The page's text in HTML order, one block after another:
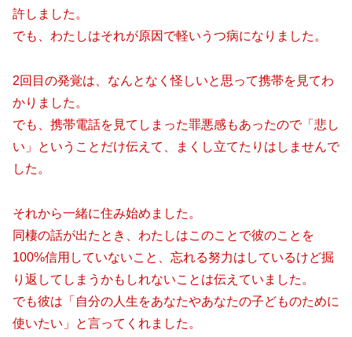
許しました。
でも、わたしはそれが原因で軽いうつ病になりました。
2回目の発覚は、なんとなく怪しいと思って携帯を見てわ
かりました。
でも、携帯電話を見てしまった罪悪感もあったので「悲し
い」ということだけ伝えて、まくし立てたりはしませんで
した。
それから一緒に住み始めました。
同棲の話が出たとき、わたしはこのことで彼のことを
100%信用していないこと、忘れる努力はしているけど掘
り返してしまうかもしれないことは伝えていました。
でも彼は「自分の人生をあなたやあなたの子どものために
使いたい」と言ってくれました。